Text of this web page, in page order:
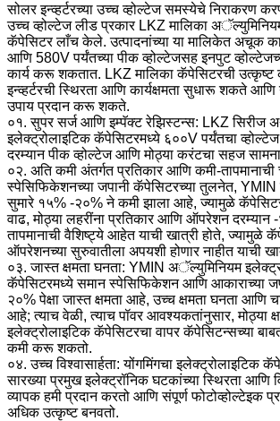
सोलर इन्व्हर्टरच्या उच्च व्होल्टेज समस्येचे निराकरण
उच्च व्होल्टेज लीड प्रकार LKZ मालिका
कॅपेसिटर लाँच केले. उत्पादनांच्या या मालिकेत अचूक
आणि 580V पर्यंतच्या पीक व्होल्टेजसह इनपुट
कार्य करू शकतात. LKZ मालिका कॅपेसिटरची उत्कृष्ट
इन्व्हर्टरची स्थिरता आणि कार्यक्षमता सुधारू शकते आणि
उपाय प्रदान करू शकते.
०१. सुपर सर्ज आणि इम्पॅक्ट रेझिस्टन्स: LKZ सिरीज
इलेक्ट्रोलाइटिक कॅपेसिटरमध्ये ६००V पर्यंतचा
दरम्यान पीक व्होल्टेज आणि मोठ्या करंटचा सहज
०२. अति कमी अंतर्गत प्रतिकार आणि कमी-तापमानाची
स्पेसिफिकेशनच्या जपानी कॅपेसिटरच्या तुलनेत, YMIN
सुमारे १५% -२०% ने कमी झाला आहे, ज्यामुळे
वाढ, मोठ्या लहरींना प्रतिकार आणि ऑपरेशन
तापमानाची वैशिष्ट्ये आहेत याची खात्री होते, ज्यामुळे
ऑपरेशनच्या सुरुवातीला अपयशी होणार नाहीत याची
०३. जास्त क्षमता घनता: YMIN अॅल्युमिनियम
कॅपेसिटरमध्ये समान स्पेसिफिकेशन आणि आकाराच्या
२०% पेक्षा जास्त क्षमता आहे, उच्च क्षमता घनता आणि
आहे; त्याच वेळी, त्याच पॉवर आवश्यकतांनुसार, मोठ्या
इलेक्ट्रोलाइटिक कॅपेसिटरचा वापर कॅपेसिटन्सच्या
कमी करू शकतो.
०४. उच्च विश्वासार्हता: योंगमिंगचा इलेक्ट्रोलाइटिक
सारख्या प्रमुख इलेक्ट्रॉनिक घटकांच्या स्थिरता आणि
व्यापक हमी प्रदान करतो आणि संपूर्ण फोटोव्होल्टेइक
अधिक उत्कृष्ट बनवतो.